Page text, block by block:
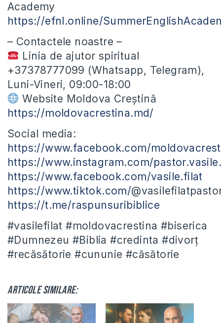
Academy
https://efnl.online/
– Contactele noastre –
Linia de ajutor spiritual
+37378777099 (Whatsapp, Telegram),
Luni-Vineri, 09:00-18:00
Website Moldova Creștină
https://moldovacrestina.md/
Social media:
https://www.facebook.com/
https://www.instagram.com/
https://www.facebook.com/vasile.filat
https://www.tiktok.com/
https://t.me/raspunsuribiblice
#vasilefilat #moldovacrestina #biserica
#Dumnezeu #Biblia #credinta #divorț
#recăsătorie #cununie #căsătorie
Articole similare: